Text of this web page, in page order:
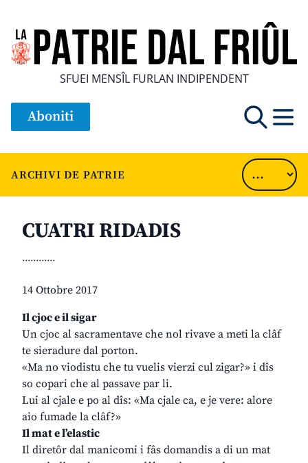
SFUEI MENSÎL FURLAN INDIPENDENT
Aboniti
ARCHIVI DE PATRIE
CUATRI RIDADIS
............
14 Ottobre 2017
Il cjoc e il sigar
Un cjoc al sacramentave che nol rivave a meti la clâf
te sieradure dal porton.
«Ma no viodistu che tu vuelis vierzi cul zigar?» i dîs
so copari che al passave par li.
Lui al cjale e po al dîs: «Ma cjale ca, e je vere: alore
aio fumade la clâf?»
Il mat e l’elastic
Il diretôr dal manicomi i fâs domandis a di un mat